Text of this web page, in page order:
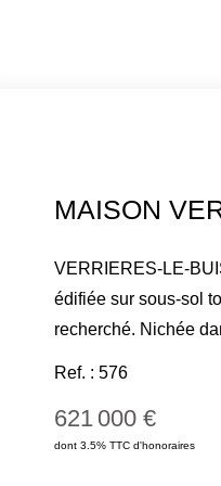
VERRIERES-LE-
édifiée sur sous-sol
recherché. Nichée dans un environnement calme et agréable,
Rez-de-chaussée
terrasse et jardin,
Ref. : 576
621 000 €
dont 3.5% TTC d'honoraires